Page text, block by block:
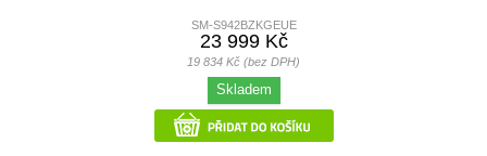
SM-S942BZKGEUE
23 999 Kč
19 834 Kč (bez DPH)
Skladem